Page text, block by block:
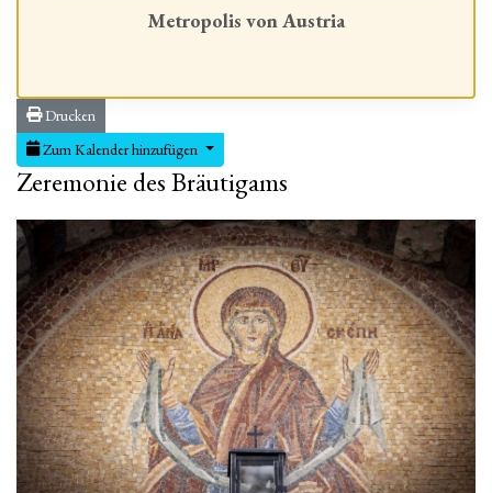
Metropolis von Austria
Drucken
Zum Kalender hinzufügen
Zeremonie des Bräutigams